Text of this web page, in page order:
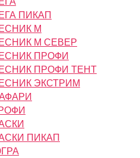
ПИКАП
М
М СЕВЕР
ПРОФИ
ПРОФИ ТЕНТ
ЭКСТРИМ
ПИКАП